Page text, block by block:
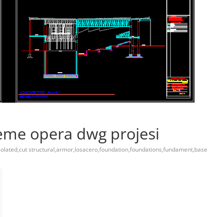
opera dwg projesi
structural,armor,losacero,foundation,foundations,fundament,base